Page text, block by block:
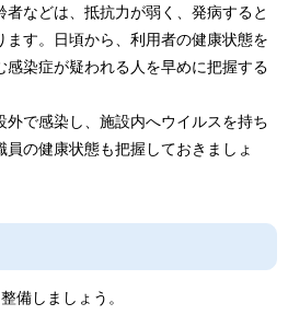
などは、抵抗力が弱く、発病すると
す。日頃から、利用者の健康状態を
染症が疑われる人を早めに把握する
外で感染し、施設内へウイルスを持ち
の健康状態も把握しておきましょ
備しましょう。